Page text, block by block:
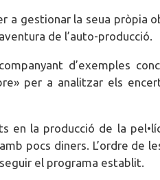
a gestionar la seua pròpia
de l’auto-producció.
d’exemples
per a analitzar els
en la producció de la
pocs diners. L’ordre de
el programa establit.